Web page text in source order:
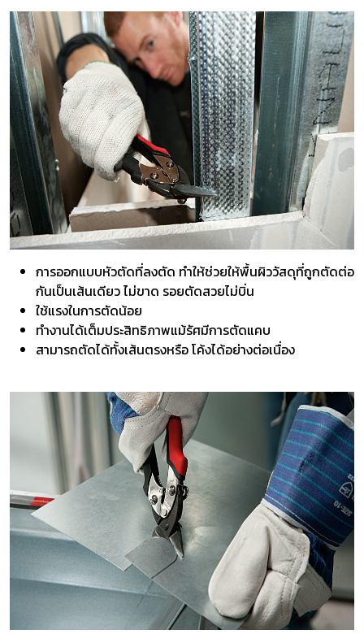
การออกแบบหัวตัดที่ลงตัด ทำให้ช่วยให้พื้นผิววัสดุที่ถูกตัดต่อ
กันเป็นเส้นเดียว ไม่ขาด รอยตัดสวยไม่บิ่น
ใช้แรงในการตัดน้อย
ทำงานได้เต็มประสิทธิภาพแม้รัศมีการตัดแคบ
สามารถตัดได้ทั้งเส้นตรงหรือ โค้งได้อย่างต่อเนื่อง